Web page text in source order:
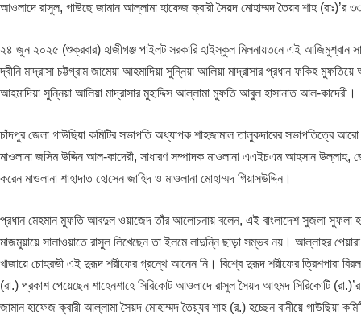
আওলাদে রাসুল, গাউছে জামান আল্লামা হাফেজ ক্বারী সৈয়দ মোহাম্মদ তৈয়ব শাহ
২৪ জুন ২০২৫ (শুক্রবার) হাজীগঞ্জ পাইলট সরকারি হাইস্কুল মিলনায়তনে এই আজিমুশ্বান
দ্বীনি মাদ্রাসা চট্টগ্রাম জামেয়া আহমাদিয়া সুন্নিয়া আলিয়া মাদ্রাসার প্রধান
আহমাদিয়া সুন্নিয়া আলিয়া মাদ্রাসার মুহাদ্দিস আল্লামা মুফতি আবুল হাসানাত আল-কাদেরী।
চাঁদপুর জেলা গাউছিয়া কমিটির সভাপতি অধ্যাপক শাহজামাল তালুকদারের সভাপতিত্বে
মাওলানা জসিম উদ্দিন আল-কাদেরী, সাধারণ সম্পাদক মাওলানা এএইচএম আহসান উল্লাহ,
করেন মাওলানা শাহাদাত হোসেন জাহিদ ও মাওলানা মোহাম্মদ গিয়াসউদ্দিন।
প্রধান মেহমান মুফতি আবদুল ওয়াজেদ তাঁর আলোচনায় বলেন, এই বাংলাদেশ সুজলা সুফলা
মাজমুয়ায়ে সালাওয়াতে রাসুল লিখেছেন তা ইলমে লাদুন্নি ছাড়া সম্ভব নয়। আল্লাহর
খাজায়ে চোহরভী এই দুরূদ শরীফের গ্রন্থে আনেন নি। বিশ্বে দুরূদ শরীফের ত্রিশপারা
(রা.) প্রকাশ পেয়েছেন শাহেনশাহে সিরিকোট আওলাদে রাসুল সৈয়দ আহমদ সিরিকোটি
জামান হাফেজ ক্বারী আল্লামা সৈয়দ মোহাম্মদ তৈয়্যব শাহ (র.) হচ্ছেন বানীয়ে গাউছিয়া